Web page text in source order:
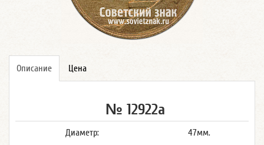
Описание Цена
№ 12922а
Диаметр: 47мм.